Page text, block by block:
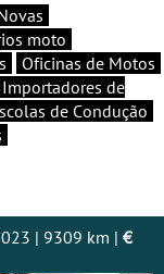
moto
Oficinas de Motos
Importadores de
de Condução
| 9309 km | €